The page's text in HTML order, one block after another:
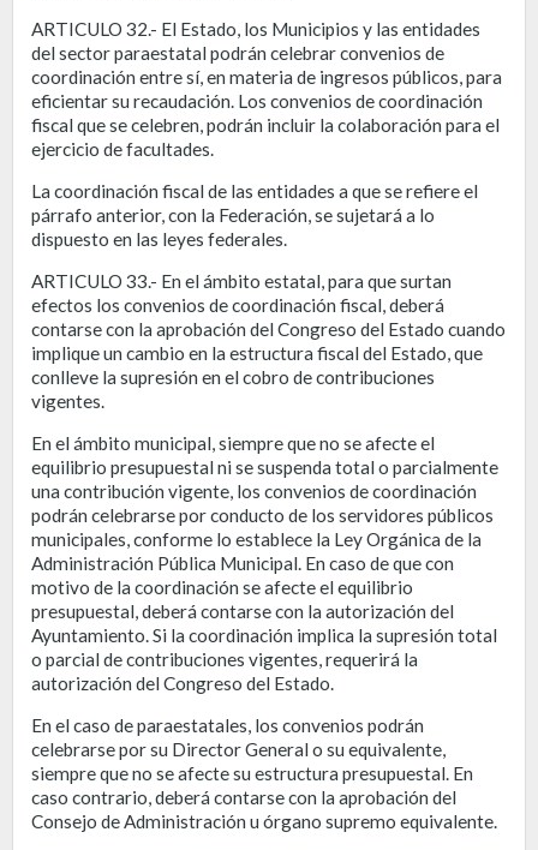
ARTICULO 32.- El Estado, los Municipios y las entidades
del sector paraestatal podrán celebrar convenios de
coordinación entre sí, en materia de ingresos públicos, para
eficientar su recaudación. Los convenios de coordinación
fiscal que se celebren, podrán incluir la colaboración para el
ejercicio de facultades.
La coordinación fiscal de las entidades a que se refiere el
párrafo anterior, con la Federación, se sujetará a lo
dispuesto en las leyes federales.
ARTICULO 33.- En el ámbito estatal, para que surtan
efectos los convenios de coordinación fiscal, deberá
contarse con la aprobación del Congreso del Estado cuando
implique un cambio en la estructura fiscal del Estado, que
conlleve la supresión en el cobro de contribuciones
vigentes.
En el ámbito municipal, siempre que no se afecte el
equilibrio presupuestal ni se suspenda total o parcialmente
una contribución vigente, los convenios de coordinación
podrán celebrarse por conducto de los servidores públicos
municipales, conforme lo establece la Ley Orgánica de la
Administración Pública Municipal. En caso de que con
motivo de la coordinación se afecte el equilibrio
presupuestal, deberá contarse con la autorización del
Ayuntamiento. Si la coordinación implica la supresión total
o parcial de contribuciones vigentes, requerirá la
autorización del Congreso del Estado.
En el caso de paraestatales, los convenios podrán
celebrarse por su Director General o su equivalente,
siempre que no se afecte su estructura presupuestal. En
caso contrario, deberá contarse con la aprobación del
Consejo de Administración u órgano supremo equivalente.